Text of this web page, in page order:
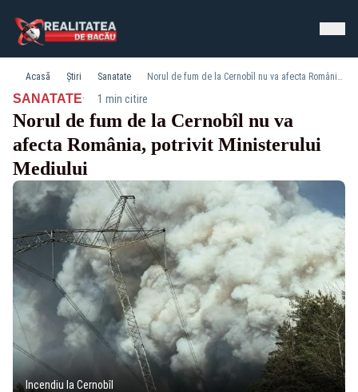
Acasă Știri Sanatate Norul de fum de la Cernobîl nu va afecta România, potrivit Ministerului Mediului
SANATATE· 1 min citire
Norul de fum de la Cernobîl nu va
afecta România, potrivit Ministerului
Mediului
Incendiu la Cernobîl